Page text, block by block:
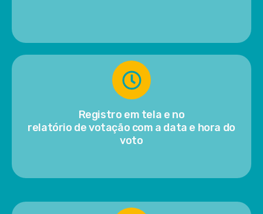
Registro em tela e no
relatório de votação com a data e hora do
voto